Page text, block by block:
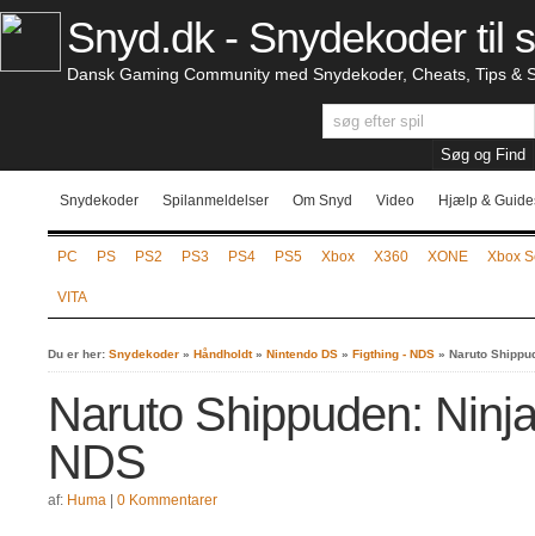
Snyd.dk - Snydekoder til
Dansk Gaming Community med Snydekoder, Cheats, Tips &
Snydekoder Spilanmeldelser Om Snyd Video Hjælp &
PC PS PS2 PS3 PS4 PS5 Xbox X360 XONE Xbox
VITA
Du er her: Snydekoder » Håndholdt» Nintendo DS » Figthing - NDS » Naruto
Naruto Shippuden:
NDS
af: Huma 0 Kommentarer